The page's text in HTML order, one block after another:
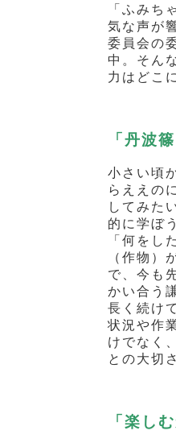
「ふみち
気な声が
委員会の
中。そん
力はどこ
「丹波
小さい頃
らええの
してみた
的に学ぼ
「何をし
（作物）
で、今も
かい合う
長く続け
状況や作
けでなく
との大切
「楽し